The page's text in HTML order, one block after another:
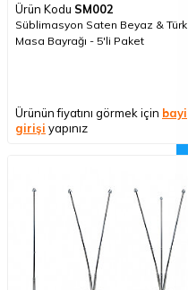
Ürün Kodu SM002
Süblimasyon Saten Beyaz & Türk
Masa Bayrağı - 5'li Paket
Ürünün fiyatını görmek için bayi
girişi yapınız